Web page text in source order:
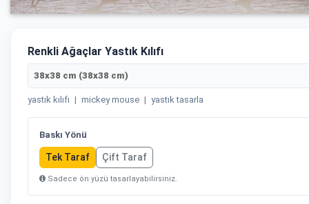
Renkli Ağaçlar Yastık Kılıfı
38x38 cm (38x38 cm)
yastık kılıfı | mickey mouse | yastık tasarla
Baskı Yönü
Tek Taraf Çift Taraf
Sadece ön yüzü tasarlayabilirsiniz.